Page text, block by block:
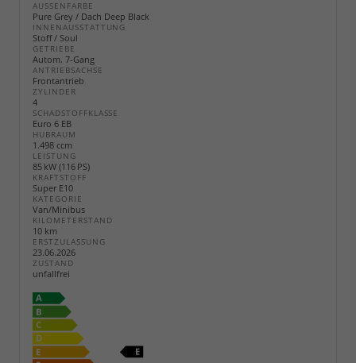
AUSSENFARBE
Pure Grey / Dach Deep Black
INNENAUSSTATTUNG
Stoff / Soul
GETRIEBE
Autom. 7-Gang
ANTRIEBSACHSE
Frontantrieb
ZYLINDER
4
SCHADSTOFFKLASSE
Euro 6 EB
HUBRAUM
1.498 ccm
LEISTUNG
85 kW (116 PS)
KRAFTSTOFF
Super E10
KATEGORIE
Van/Minibus
KILOMETERSTAND
10 km
ERSTZULASSUNG
23.06.2026
ZUSTAND
unfallfrei